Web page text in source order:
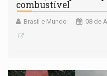
combustível
Brasil e Mundo 08 de